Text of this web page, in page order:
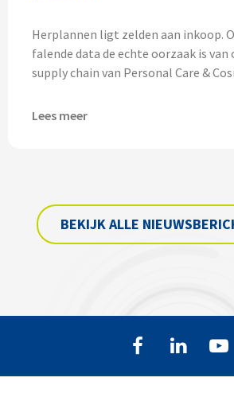
Herplannen ligt zelden aan inkoop.
falende data de echte oorzaak is van
supply chain van Personal Care &
Lees meer
BEKIJK ALLE